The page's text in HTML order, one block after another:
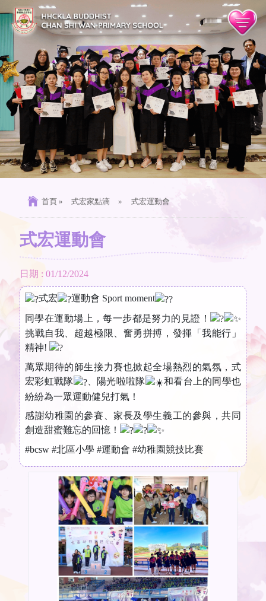
首頁 » 式宏家點滴 » 式宏運動會
式宏運動會
日期 : 01/12/2024
式宏
運動會 Sport moment
同學在運動場上，每一步都是努力的見證！
挑戰自我、超越極限、奮勇拼搏，發揮「我能行」
精神!
萬眾期待的師生接力賽也掀起全場熱烈的氣氛，式
宏彩虹戰隊
、陽光啦啦隊
和看台上的同學也
紛紛為一眾運動健兒打氣！
感謝幼稚園的參賽、家長及學生義工的參與，共同
創造甜蜜難忘的回憶！
#bcsw #北區小學 #運動會 #幼稚園競技比賽